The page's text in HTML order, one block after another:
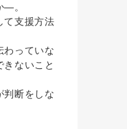
―。
て支援方法
わっていな
ないこと
判断をしな